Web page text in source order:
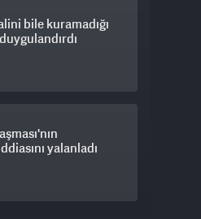
bile kuramadığı
yalanladı